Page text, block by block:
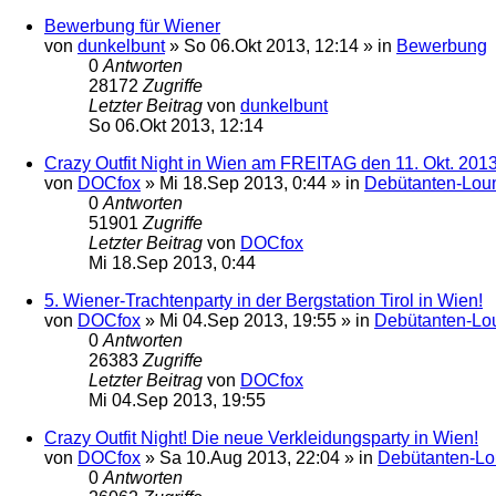
Bewerbung für Wiener
von dunkelbunt» So 06.Okt 2013, 12:14 » in Bewerbung
0 Antworten
28172 Zugriffe
Letzter Beitrag von dunkelbunt
So 06.Okt 2013, 12:14
Crazy Outfit Night in Wien am FREITAG den 11. Okt.
von DOCfox » Mi 18.Sep 2013, 0:44 » in Debütanten-
0 Antworten
51901 Zugriffe
Letzter Beitrag von DOCfox
Mi 18.Sep 2013, 0:44
5. Wiener-Trachtenparty in der Bergstation Tirol in Wien!
von DOCfox » Mi 04.Sep 2013, 19:55 » in Debütanten-
0 Antworten
26383 Zugriffe
Letzter Beitrag von DOCfox
Mi 04.Sep 2013, 19:55
Crazy Outfit Night! Die neue Verkleidungsparty in Wien!
von DOCfox » Sa 10.Aug 2013, 22:04 » in Debütanten-
0 Antworten